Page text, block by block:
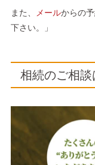
また、 メールからの
下さい。」
相続のご相